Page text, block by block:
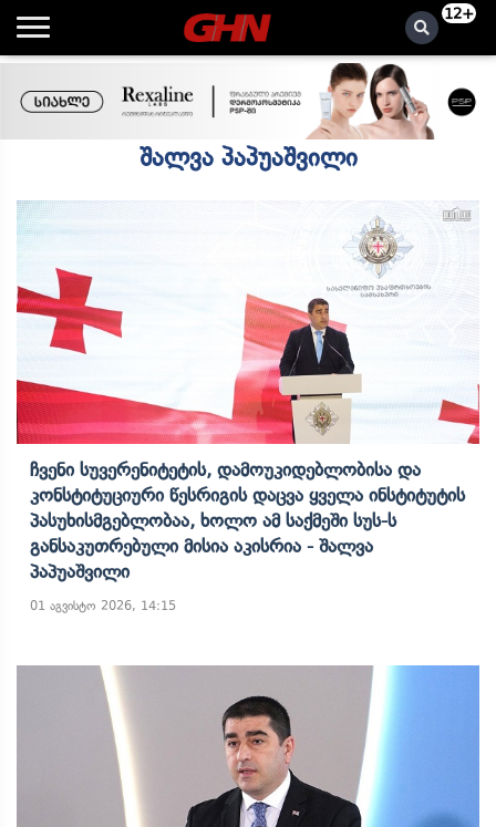
12+
შალვა პაპუაშვილი
Ჩვენი Სუვერენიტეტის, Დამოუკიდებლობისა Და
Კონსტიტუციური Წესრიგის Დაცვა Ყველა Ინსტიტუტის
Პასუხისმგებლობაა, Ხოლო Ამ Საქმეში Სუს-Ს
Განსაკუთრებული Მისია Აკისრია - Შალვა
Პაპუაშვილი
01 აგვისტო 2026, 14:15